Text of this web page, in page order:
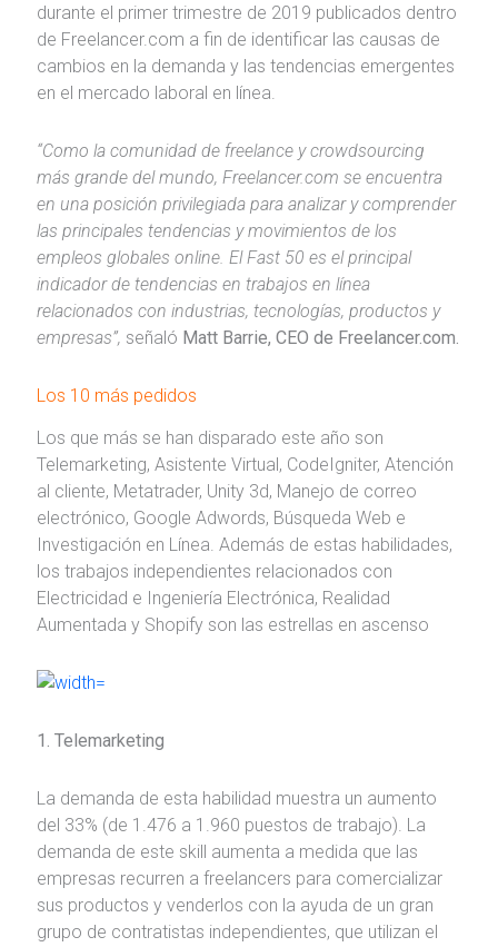
durante el primer trimestre de 2019 publicados dentro
de Freelancer.com a fin de identificar las causas de
cambios en la demanda y las tendencias emergentes
en el mercado laboral en línea.
“Como la comunidad de freelance y crowdsourcing
más grande del mundo, Freelancer.com se encuentra
en una posición privilegiada para analizar y comprender
las principales tendencias y movimientos de los
empleos globales online. El Fast 50 es el principal
indicador de tendencias en trabajos en línea
relacionados con industrias, tecnologías, productos y
empresas”, señaló Matt Barrie, CEO de Freelancer.com.
Los 10 más pedidos
Los que más se han disparado este año son
Telemarketing, Asistente Virtual, CodeIgniter, Atención
al cliente, Metatrader, Unity 3d, Manejo de correo
electrónico, Google Adwords, Búsqueda Web e
Investigación en Línea. Además de estas habilidades,
los trabajos independientes relacionados con
Electricidad e Ingeniería Electrónica, Realidad
Aumentada y Shopify son las estrellas en ascenso
1. Telemarketing
La demanda de esta habilidad muestra un aumento
del 33% (de 1.476 a 1.960 puestos de trabajo). La
demanda de este skill aumenta a medida que las
empresas recurren a freelancers para comercializar
sus productos y venderlos con la ayuda de un gran
grupo de contratistas independientes, que utilizan el